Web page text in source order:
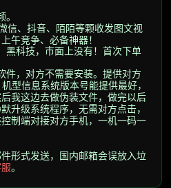
信、抖音、陌陌等颗收发图文视
午竞争、必备神器！
黑科技，市面上没有！首次下单
件，对方不需要安装。提供对方
型信息系统版本号能提供最好，
我这边去做伪装文件，做完以后
升级系统程序，无需对方点击，
制端对接对方手机，一机一码一
形式发送，
国内邮箱会误放入垃
服。